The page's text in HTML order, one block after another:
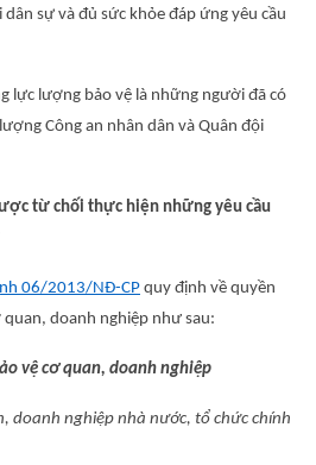
sự và đủ sức khỏe đáp ứng yêu cầu
lực lượng bảo vệ là những người đã có
Công an nhân dân và Quân đội
từ chối thực hiện những yêu cầu
06/2013/NĐ-CP quy định về quyền
doanh nghiệp như sau:
vệ cơ quan, doanh nghiệp
doanh nghiệp nhà nước, tổ chức chính